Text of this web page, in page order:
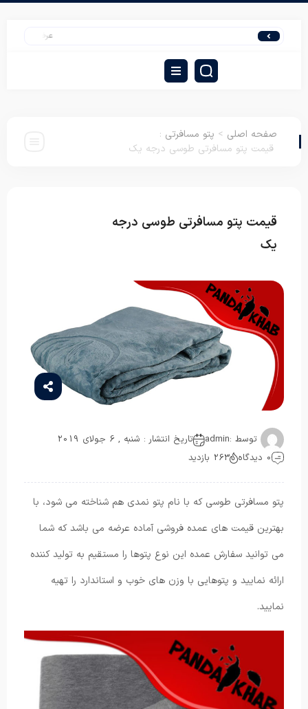
عرضه تشک مسافرتی در
صفحه اصلی > پتو مسافرتی :
قیمت پتو مسافرتی طوسی درجه یک
قیمت پتو مسافرتی طوسی درجه
یک
توسط :admin
تاریخ انتشار : شنبه , 6 جولای 2019
0 دیدگاه
263 بازدید
پتو مسافرتی طوسی که با نام پتو نمدی هم شناخته می شود، با
بهترین قیمت های عمده فروشی آماده عرضه می باشد که شما
می توانید سفارش عمده این نوع پتوها را مستقیم به تولید کننده
ارائه نمایید و پتوهایی با وزن های خوب و استاندارد را تهیه
نمایید.